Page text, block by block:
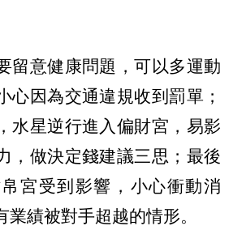
留意健康問題，可以多運動
心因為交通違規收到罰單；
水星逆行進入偏財宮，易影
，做決定錢建議三思；最後
宮受到影響，小心衝動消
業績被對手超越的情形。